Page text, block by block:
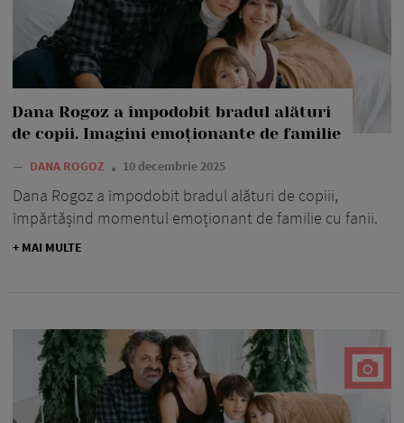
Dana Rogoz a împodobit bradul alături
de copii. Imagini emoționante de familie
— DANA ROGOZ 10 decembrie 2025
Dana Rogoz a împodobit bradul alături de copiii,
împărtășind momentul emoționant de familie cu fanii.
+ MAI MULTE